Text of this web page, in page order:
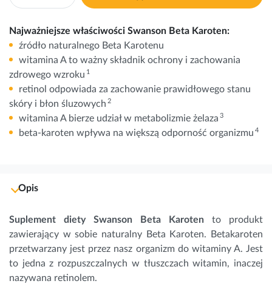
Najważniejsze właściwości Swanson Beta Karoten:
źródło naturalnego Beta Karotenu
witamina A to ważny składnik ochrony i zachowania
zdrowego wzroku1
retinol odpowiada za zachowanie prawidłowego stanu
skóry i błon śluzowych2
witamina A bierze udział w metabolizmie żelaza 3
beta-karoten wpływa na większą odporność organizmu4
Opis
Suplement diety Swanson Beta Karoten
to produkt
zawierający w sobie naturalny Beta Karoten.
Betakaroten
przetwarzany jest przez nasz organizm do witaminy A. Jest
to jedna z rozpuszczalnych w tłuszczach witamin, inaczej
nazywana retinolem.